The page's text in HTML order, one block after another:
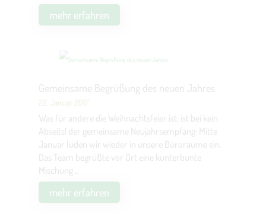
mehr erfahren
22. Januar 2017
Was für andere die Weihnachtsfeier ist, ist bei kein
Abseits! der gemeinsame Neujahrsempfang: Mitte
Januar luden wir wieder in unsere Büroräume ein.
Das Team begrüßte vor Ort eine kunterbunte
Mischung...
mehr erfahren